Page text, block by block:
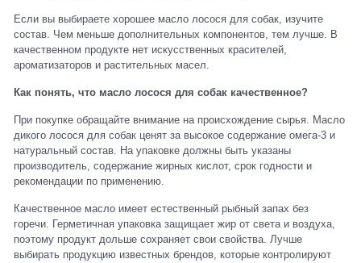
Если вы выбираете хорошее масло лосося для собак, изучите
состав. Чем меньше дополнительных компонентов, тем лучше. В
качественном продукте нет искусственных красителей,
ароматизаторов и растительных масел.
Как понять, что масло лосося для собак качественное?
При покупке обращайте внимание на происхождение сырья. Масло
дикого лосося для собак ценят за высокое содержание омега-3 и
натуральный состав. На упаковке должны быть указаны
производитель, содержание жирных кислот, срок годности и
рекомендации по применению.
Качественное масло имеет естественный рыбный запах без
горечи. Герметичная упаковка защищает жир от света и воздуха,
поэтому продукт дольше сохраняет свои свойства. Лучше
выбирать продукцию известных брендов, которые контролируют